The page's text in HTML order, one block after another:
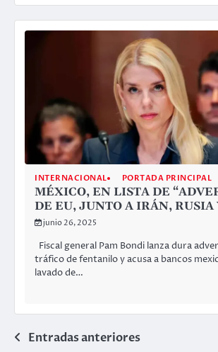
INTERNACIONAL PORTADA PRINCIPAL
MÉXICO, EN LISTA DE
DE EU, JUNTO A IRÁN,
junio 26, 2025
Fiscal general Pam Bondi lanza dura
tráfico de fentanilo y acusa a bancos
lavado de…
Navegación
Entradas anteriores